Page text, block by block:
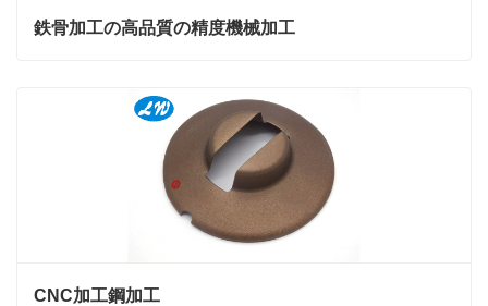
鉄骨加工の高品質の精度機械加工
CNC加工鋼加工